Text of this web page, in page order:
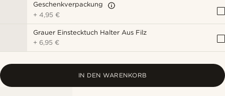
Geschenkverpackung
+4,95 €
Grauer Einstecktuch Halter Aus Filz
+6,95 €
IN DEN WARENKORB